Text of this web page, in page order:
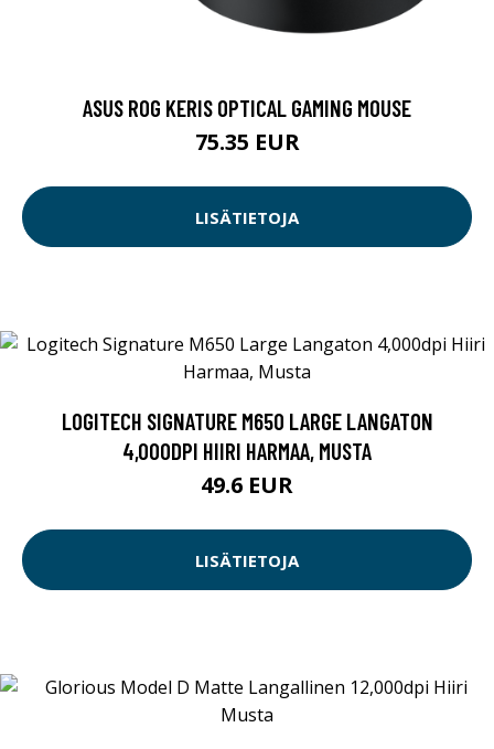
ASUS ROG KERIS OPTICAL GAMING MOUSE
75.35 EUR
LISÄTIETOJA
LOGITECH SIGNATURE M650 LARGE LANGATON
4,000DPI HIIRI HARMAA, MUSTA
49.6 EUR
LISÄTIETOJA